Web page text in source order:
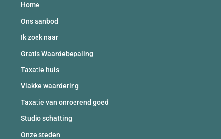
Home
Ons aanbod
Ik zoek naar
Gratis Waardebepaling
Taxatie huis
Vlakke waardering
Taxatie van onroerend goed
Studio schatting
Onze steden